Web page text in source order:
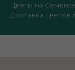
Цветы на
Доставка